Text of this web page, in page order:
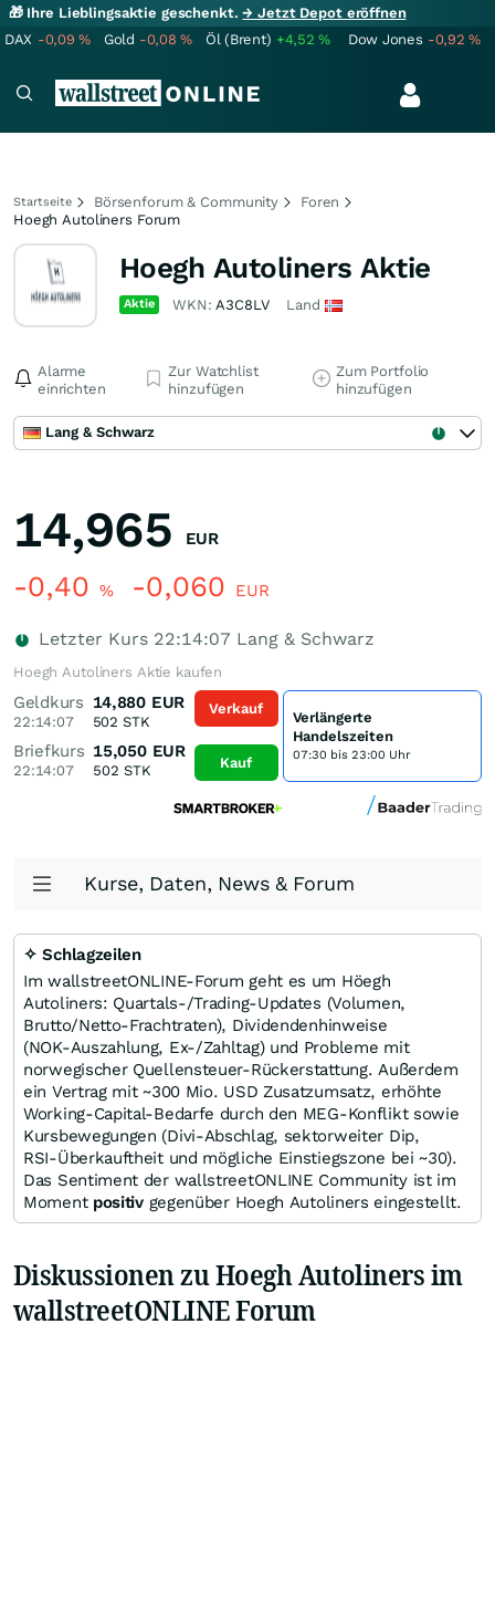
🎁 Ihre Lieblingsaktie geschenkt.→ Jetzt Depot eröffnen
DAX -0,09% Gold -0,08% Öl (Brent) +4,52% Dow Jones -0,92%
Startseite Börsenforum & Community
Foren
Hoegh Autoliners Forum
Hoegh Autoliners Aktie
Aktie WKN:A3C8LV Land
Alarme
einrichten
Zur Watchlist
hinzufügen
Zum Portfolio
hinzufügen
Lang & Schwarz
14,965 EUR
-0,40 % -0,060 EUR
Letzter Kurs 22:14:07 Lang & Schwarz
Hoegh Autoliners Aktie kaufen
Geldkurs
22:14:07
14,880 EUR
502 STK
Briefkurs
22:14:07
15,050 EUR
502 STK
Verkauf
Kauf
Verlängerte
Handelszeiten
07:30 bis 23:00 Uhr
Kurse, Daten, News & Forum
✧ Schlagzeilen
Im wallstreetONLINE-Forum geht es um Höegh
Autoliners: Quartals‑/Trading‑Updates (Volumen,
Brutto/Netto‑Frachtraten), Dividendenhinweise
(NOK‑Auszahlung, Ex‑/Zahltag) und Probleme mit
norwegischer Quellensteuer‑Rückerstattung. Außerdem
ein Vertrag mit ~300 Mio. USD Zusatzumsatz, erhöhte
Working‑Capital‑Bedarfe durch den MEG‑Konflikt sowie
Kursbewegungen (Divi‑Abschlag, sektorweiter Dip,
RSI‑Überkauftheit und mögliche Einstiegszone bei ~30).
Das Sentiment der wallstreetONLINE Community ist im
Moment positivgegenüber Hoegh Autoliners eingestellt.
Diskussionen zu Hoegh Autoliners im
wallstreetONLINE Forum